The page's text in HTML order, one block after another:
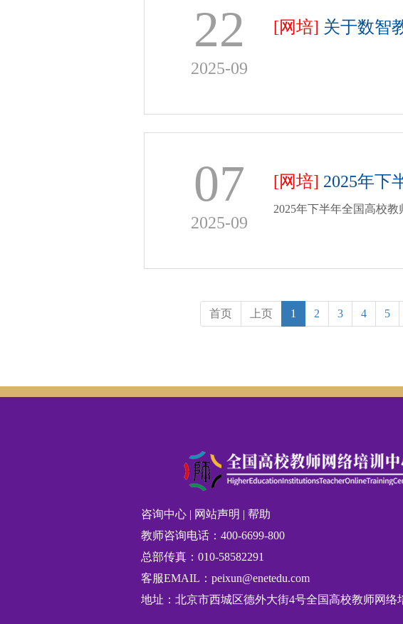
22
2025-09
[网培] 关于数智
07
2025-09
[网培] 2025年下
2025年下半年全国高校教
首页 上页 1 2 3 4 5
咨询中心 | 网站声明 | 帮助
教师咨询电话：400-6699-800
总部传真：010-58582291
客服EMAIL：peixun@enetedu.com
地址：北京市西城区德外大街4号全国高校教师网络